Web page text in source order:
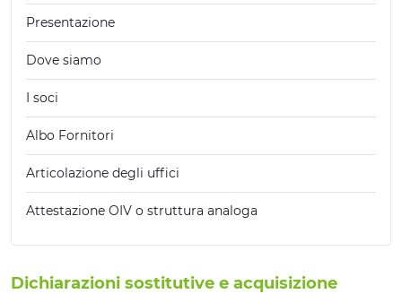
Presentazione
Dove siamo
I soci
Albo Fornitori
Articolazione degli uffici
Attestazione OIV o struttura analoga
Dichiarazioni sostitutive e acquisizione